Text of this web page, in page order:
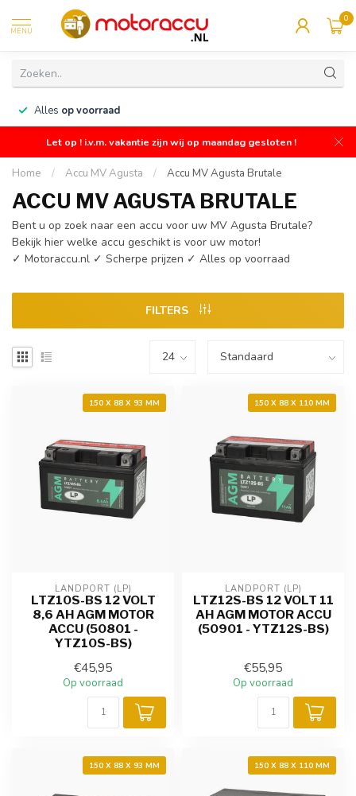
MENU
0
Alles op voorraad
Let op ! i.v.m. vakantie zijn wij op maandag gesloten !
Home / Accu MV Agusta / Accu MV Agusta Brutale
ACCU MV AGUSTA BRUTALE
Bent u op zoek naar een accu voor uw MV Agusta Brutale?
Bekijk hier welke accu geschikt is voor uw motor!
✓ Motoraccu.nl ✓ Scherpe prijzen ✓ Alles op voorraad
FILTERS
150 X 88 X 93 MM
LANDPORT (LP)
LTZ10S-BS 12 VOLT
8,6 AH AGM MOTOR
ACCU (50801 -
YTZ10S-BS)
€45,95
Op voorraad
150 X 88 X 110 MM
LANDPORT (LP)
LTZ12S-BS 12 VOLT 11
AH AGM MOTOR ACCU
(50901 - YTZ12S-BS)
€55,95
Op voorraad
150 X 88 X 93 MM 150 X 88 X 110 MM